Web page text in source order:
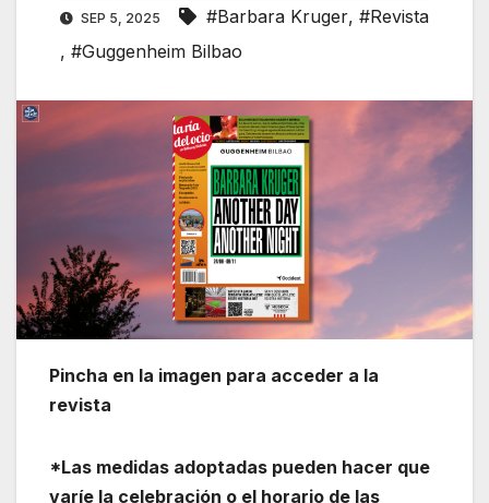
SEP 5, 2025 #Barbara Kruger, #Revista
, #Guggenheim Bilbao
Pincha en la imagen para acceder a la
revista
*Las medidas adoptadas pueden hacer que
varíe la celebración o el horario de las